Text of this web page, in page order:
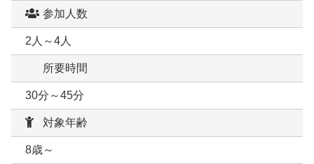
参加人数
2人～4人
所要時間
30分～45分
対象年齢
8歳～